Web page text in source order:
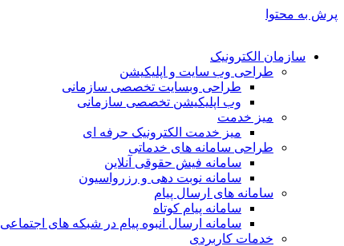
پرش به محتوا
سازمان الکترونیک
طراحی وب سایت و اپلیکیشن
طراحی وبسایت تخصصی سازمانی
وب اپلیکیشن تخصصی سازمانی
میز خدمت
میز خدمت الکترونیک حرفه ای
طراحی سامانه های خدماتی
سامانه فیش حقوقی آنلاین
سامانه نوبت دهی و رزرواسیون
سامانه های ارسال پیام
سامانه پیام کوتاه
سامانه ارسال انبوه پیام در شبکه های اجتماعی
خدمات کاربردی